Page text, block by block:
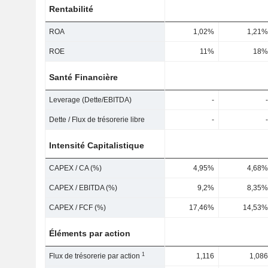
Rentabilité
ROA 1,02% 1,21%
ROE 11% 18%
Santé Financière
Leverage (Dette/EBITDA) - -
Dette / Flux de trésorerie libre - -
Intensité Capitalistique
CAPEX / CA (%) 4,95% 4,68%
CAPEX / EBITDA (%) 9,2% 8,35%
CAPEX / FCF (%) 17,46% 14,53%
Éléments par action
Flux de trésorerie par action1 1,116 1,086